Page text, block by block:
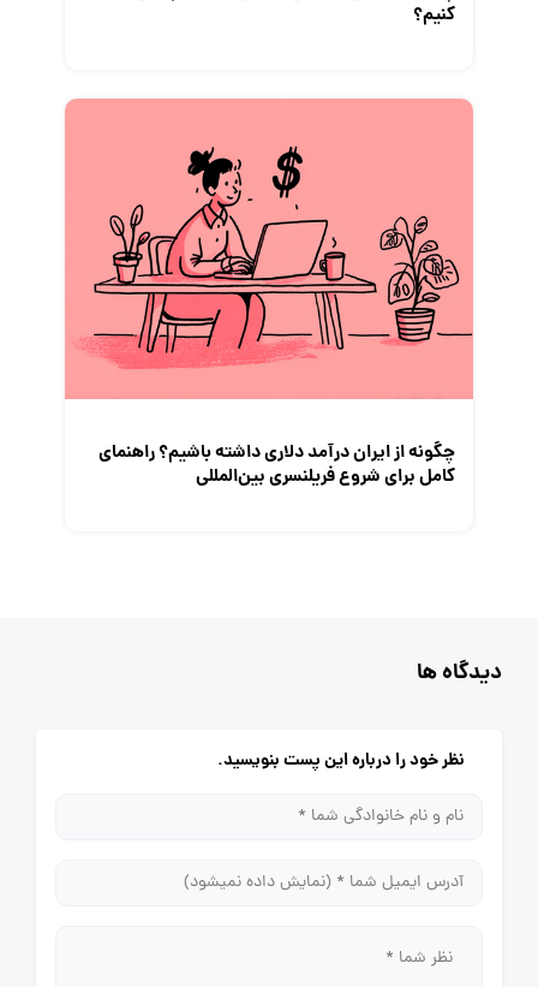
کنیم؟
چگونه از ایران درآمد دلاری داشته باشیم؟ راهنمای
کامل برای شروع فریلنسری بین‌المللی
دیدگاه ها
نظر خود را درباره این پست بنویسید.